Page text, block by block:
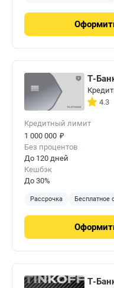
Т-
4.3
Кредитный лимит
1 000 000 ₽
Без процентов
До 120 дней
Кешбэк
До 30%
Рассрочка Бесплатное
Т-